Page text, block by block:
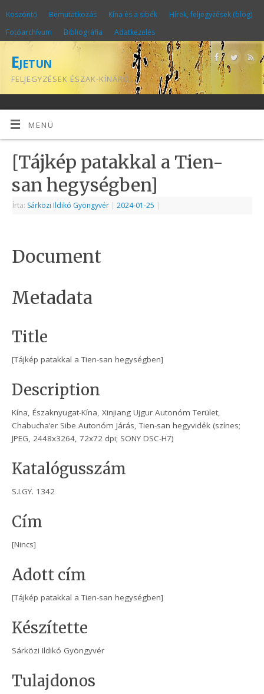
Köszöntő Bemutatkozás Kína és a sibék
Hírek, feljegyzések (blog)
Fotóarchívum
Bibliográfia Adatkezelés
Ejetun
FELJEGYZÉSEK ÉSZAK-KÍNÁRÓL
MENÜ
[Tájkép patakkal a Tien-
san hegységben]
Írta: Sárközi Ildikó Gyöngyvér | 2024-01-25 |
Document
Metadata
Title
[Tájkép patakkal a Tien-san hegységben]
Description
Kína, Északnyugat-Kína, Xinjiang Ujgur Autonóm Terület,
Chabucha’er Sibe Autonóm Járás, Tien-san hegyvidék (színes;
JPEG, 2448x3264, 72x72 dpi; SONY DSC-H7)
Katalógusszám
S.I.GY. 1342
Cím
[Nincs]
Adott cím
[Tájkép patakkal a Tien-san hegységben]
Készítette
Sárközi Ildikó Gyöngyvér
Tulajdonos